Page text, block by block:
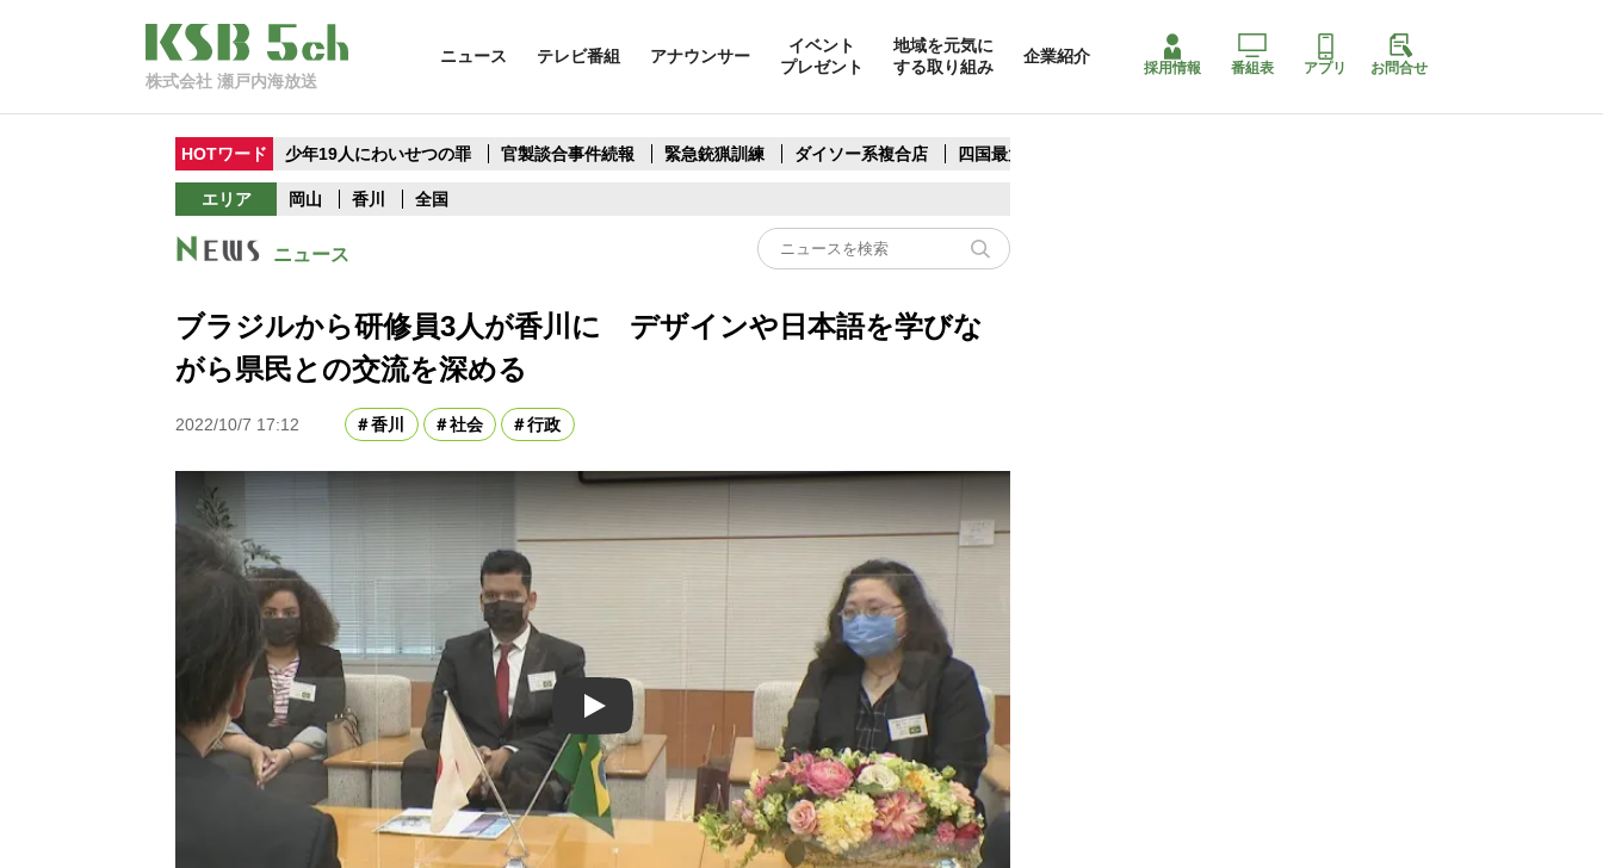
株式会社 瀬戸内海放送
ニュース テレビ番組 アナウンサー
イベント
プレゼント
地域を元気に
する取り組み
企業紹介
採用情報 番組表 アプリ お問合せ
HOTワード 少年19人にわいせつの罪 官製談合事件続報 緊急銃猟訓練 ダイソー系複合店 四国最大スリコ
エリア 岡山 香川 全国
ニュース
ブラジルから研修員3人が香川に デザインや日本語を学びな
がら県民との交流を深める
2022/10/7 17:12 香川 社会 行政
Play